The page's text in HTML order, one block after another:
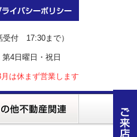
受付 17:30まで）
第4日曜日・祝日
は休まず営業します